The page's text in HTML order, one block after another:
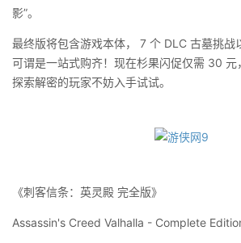
影”。
最终版将包含游戏本体， 7 个 DLC 古墓挑战
可谓是一站式购齐！现在杉果闪促仅需 30 元
探索解密的玩家不妨入手试试。
《刺客信条：英灵殿 完全版》
Assassin's Creed Valhalla - Complete